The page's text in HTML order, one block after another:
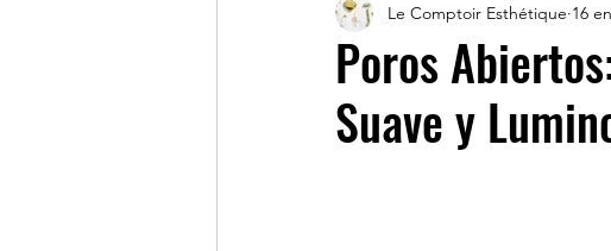
Poros
Suave y
Le Comptoir Esthétique 16